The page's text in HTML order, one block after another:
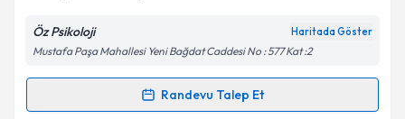
Kişisel verilerimin işlenmesine ilişkin
Aydınlatma
Metni'ni okudum ve kişisel verilerimin belirtilen
kapsamda işlenmesini kabul ediyorum.
Öz Psikoloji Haritada Göster
Mustafa Paşa Mahallesi Yeni Bağdat Caddesi No : 577 Kat :2
Randevu Talep Et
Randevu Takvimi Talebi